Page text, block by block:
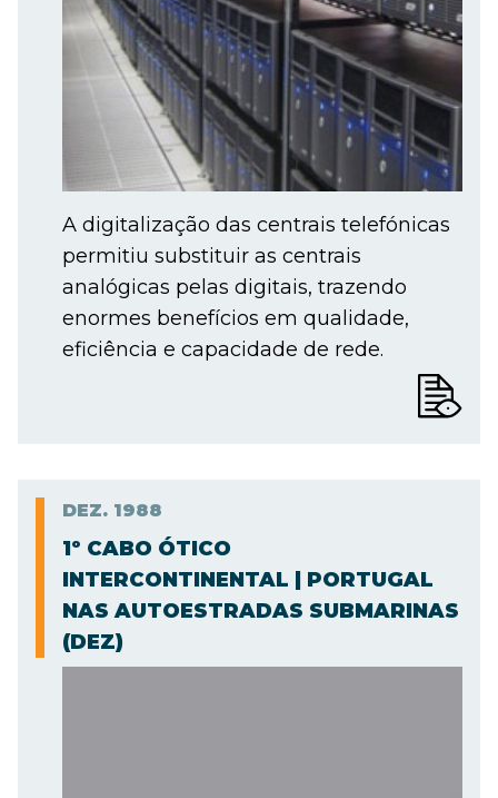
A digitalização das centrais telefónicas
permitiu substituir as centrais
analógicas pelas digitais, trazendo
enormes benefícios em qualidade,
eficiência e capacidade de rede.
DEZ. 1988
1º CABO ÓTICO
INTERCONTINENTAL | PORTUGAL
NAS AUTOESTRADAS SUBMARINAS
(DEZ)